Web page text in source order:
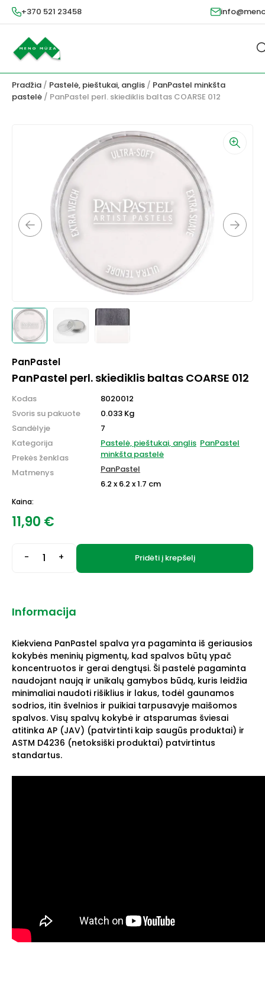
+370 521 23458
Pradžia / Pastelė, pieštukai, anglis / PanPastel minkšta
pastelė / PanPastel perl. skiediklis baltas COARSE 012
PanPastel
PanPastel perl. skiediklis baltas COARSE 012
Kodas
Svoris su pakuote
Sandėlyje
Kategorija
Prekės ženklas
Matmenys
8020012
0.033 Kg
7
Pastelė, pieštukai, anglis PanPastel
minkšta pastelė
PanPastel
6.2 x 6.2 x 1.7 cm
Kaina:
11,90 €
- + Pridėti į krepšelį
Informacija
Kiekviena PanPastel spalva yra pagaminta iš geriausios
kokybės meninių pigmentų, kad spalvos būtų ypač
koncentruotos ir gerai dengtųsi. Ši pastelė pagaminta
naudojant naują ir unikalų gamybos būdą, kuris leidžia
minimaliai naudoti rišiklius ir lakus, todėl gaunamos
sodrios, itin švelnios ir puikiai tarpusavyje maišomos
spalvos. Visų spalvų kokybė ir atsparumas šviesai
atitinka AP (JAV) (patvirtinti kaip saugūs produktai) ir
ASTM D4236 (netoksiški produktai) patvirtintus
standartus.